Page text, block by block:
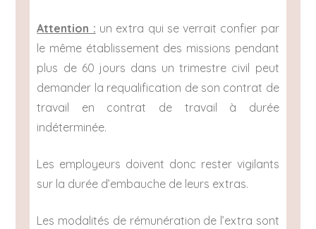
Attention : un extra qui se verrait confier par
le même établissement des missions pendant
plus de 60 jours dans un trimestre civil peut
demander la requalification de son contrat de
travail en contrat de travail à durée
indéterminée.
Les employeurs doivent donc rester vigilants
sur la durée d’embauche de leurs extras.
Les modalités de rémunération de l’extra sont